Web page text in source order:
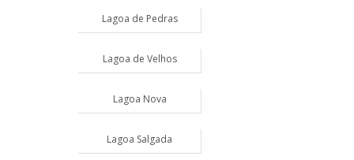
Lagoa de Pedras
Lagoa de Velhos
Lagoa Nova
Lagoa Salgada